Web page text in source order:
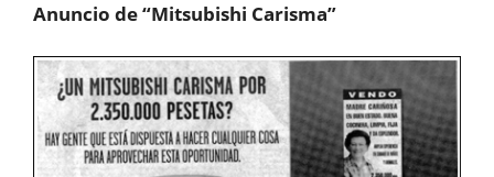
Anuncio de “Mitsubishi Carisma”